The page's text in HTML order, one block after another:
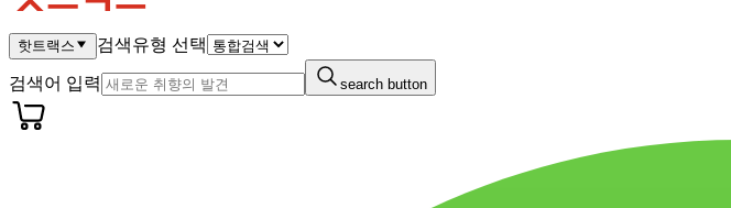
핫트랙스 검색유형 선택
검색어 입력 search button